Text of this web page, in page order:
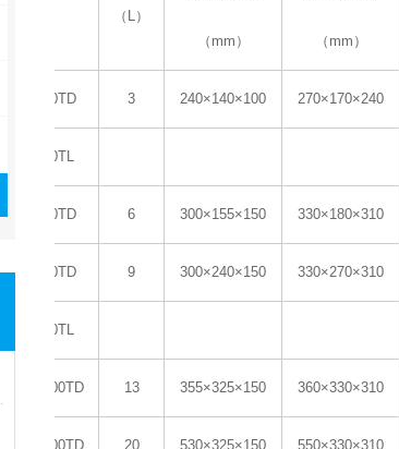
（L）
（mm） （mm）
PM1-300TD 3 240×140×100 270×170×240
PM1-300TL
PM2-600TD 6 300×155×150 330×180×310
PM3-900TD 9 300×240×150 330×270×310
PM3-900TL
PM4-1300TD 13 355×325×150 360×330×310
PM5-2000TD 20 530×325×150 550×330×310